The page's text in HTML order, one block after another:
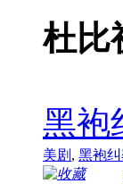
杜比
黑袍
美剧 , 黑袍纠